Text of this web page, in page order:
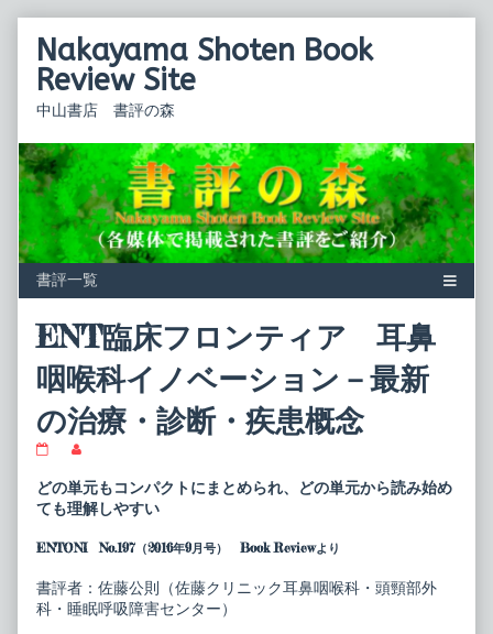
contentNakayama Shoten Book
Review Site
中山書店 書評の森
ENT臨床フロンティア 耳鼻
咽喉科イノベーション－最新
の治療・診断・疾患概念
ENT
床
フ
ロ
テ
ア
耳
鼻
posts
by
the
of
床
フ
どの単元もコンパクトにまとめられ、どの単元から読み始め
ても理解しやすい
ENTONI No.197（2016年9月号） Book Reviewより
書評者：佐藤公則（佐藤クリニック耳鼻咽喉科・頭頸部外
科・睡眠呼吸障害センター）